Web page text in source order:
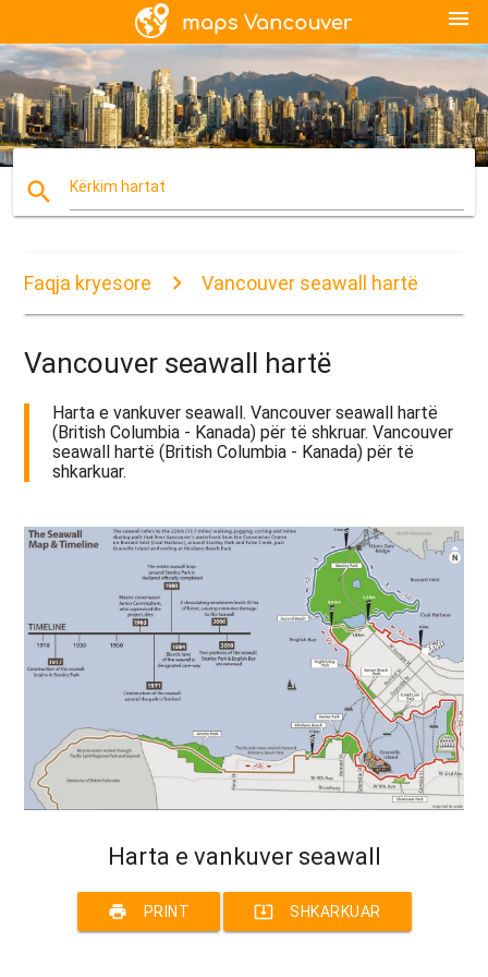
menu
search Kërkim hartat
Faqja kryesore Vancouver seawall hartë
Vancouver seawall hartë
Harta e vankuver seawall. Vancouver seawall hartë
(British Columbia - Kanada) për të shkruar. Vancouver
seawall hartë (British Columbia - Kanada) për të
shkarkuar.
Harta e vankuver seawall
print PRINT system_update_alt SHKARKUAR